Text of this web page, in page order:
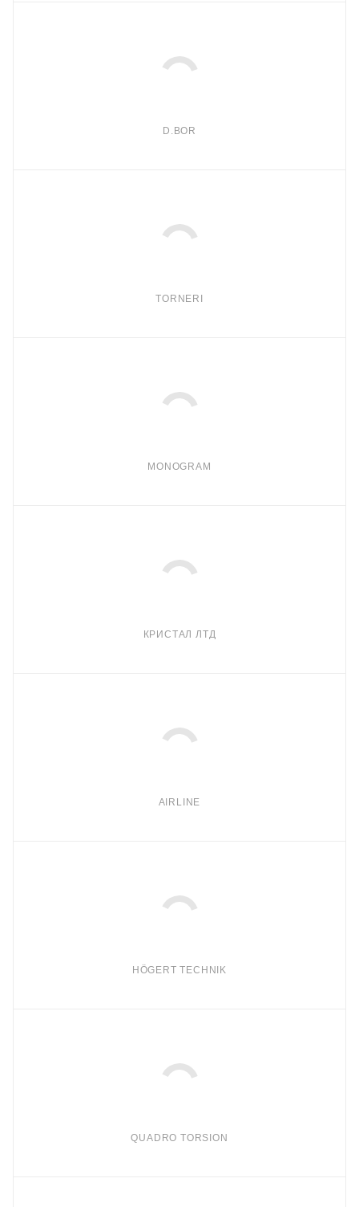
D.BOR
TORNERI
MONOGRAM
КРИСТАЛ ЛТД
AIRLINE
HÖGERT TECHNIK
QUADRO TORSION